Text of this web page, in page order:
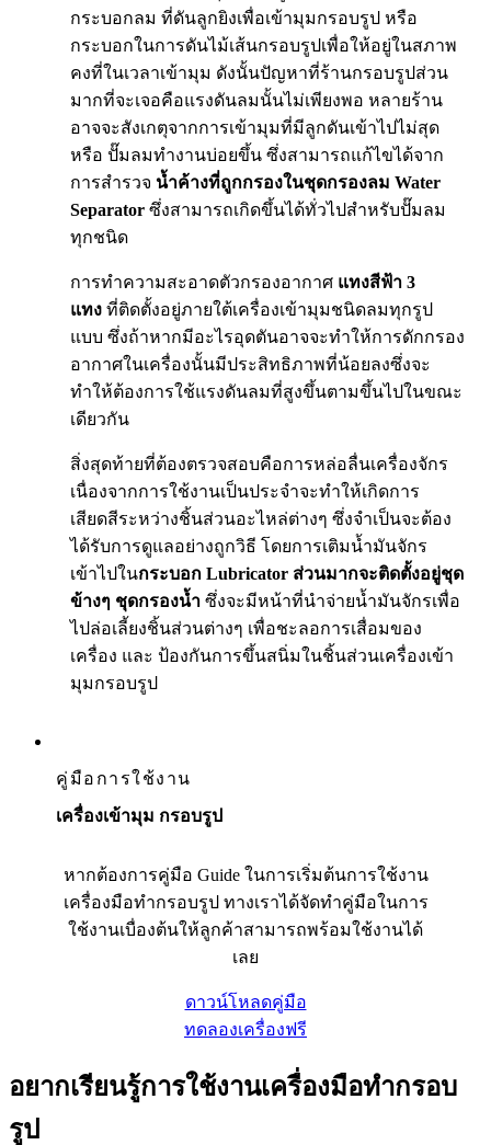
กระบอกลม ที่ดันลูกยิงเพื่อเข้ามุมกรอบรูป หรือ
กระบอกในการดันไม้เส้นกรอบรูปเพื่อให้อยู่ในสภาพ
คงที่ในเวลาเข้ามุม ดังนั้นปัญหาที่ร้านกรอบรูปส่วน
มากที่จะเจอคือแรงดันลมนั้นไม่เพียงพอ หลายร้าน
อาจจะสังเกตุจากการเข้ามุมที่มีลูกดันเข้าไปไม่สุด
หรือ ปั๊มลมทำงานบ่อยขึ้น ซึ่งสามารถแก้ไขได้จาก
การสำรวจ น้ำค้างที่ถูกกรองในชุดกรองลม Water
Separator ซึ่งสามารถเกิดขึ้นได้ทั่วไปสำหรับปั๊มลม
ทุกชนิด
การทำความสะอาดตัวกรองอากาศ แทงสีฟ้า 3
แทง ที่ติดตั้งอยู่ภายใต้เครื่องเข้ามุมชนิดลมทุกรูป
แบบ ซึ่งถ้าหากมีอะไรอุดตันอาจจะทำให้การดักกรอง
อากาศในเครื่องนั้นมีประสิทธิภาพที่น้อยลงซึ่งจะ
ทำให้ต้องการใช้แรงดันลมที่สูงขึ้นตามขึ้นไปในขณะ
เดียวกัน
สิ่งสุดท้ายที่ต้องตรวจสอบคือการหล่อลื่นเครื่องจักร
เนื่องจากการใช้งานเป็นประจำจะทำให้เกิดการ
เสียดสีระหว่างชิ้นส่วนอะไหล่ต่างๆ ซึ่งจำเป็นจะต้อง
ได้รับการดูแลอย่างถูกวิธี โดยการเติมน้ำมันจักร
เข้าไปในกระบอก Lubricator ส่วนมากจะติดตั้งอยู่ชุด
ข้างๆ ชุดกรองน้ำ ซึ่งจะมีหน้าที่นำจ่ายน้ำมันจักรเพื่อ
ไปล่อเลี้ยงชิ้นส่วนต่างๆ เพื่อชะลอการเสื่อมของ
เครื่อง และ ป้องกันการขึ้นสนิ่มในชิ้นส่วนเครื่องเข้า
มุมกรอบรูป
เครื่องเข้ามุม กรอบรูป
คู่มือการใช้งาน
หากต้องการคู่มือ Guide ในการเริ่มต้นการใช้งาน
เครื่องมือทำกรอบรูป ทางเราได้จัดทำคู่มือในการ
ใช้งานเบื่องต้นให้ลูกค้าสามารถพร้อมใช้งานได้
เลย
ดาวน์โหลดคู่มือ
ทดลองเครื่องฟรี
อยากเรียนรู้การใช้งานเครื่องมือทำกรอบ
รูป